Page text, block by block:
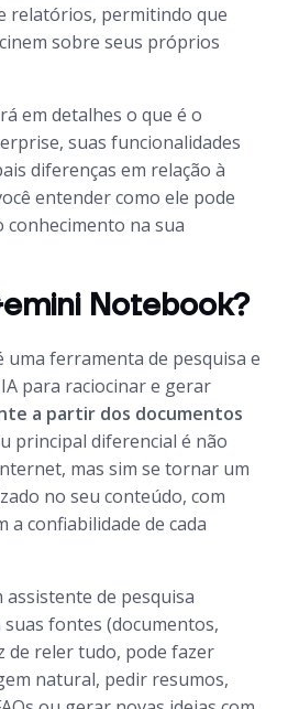
relatórios, permitindo que
sobre seus próprios
em detalhes o que é o
suas funcionalidades
diferenças em relação à
entender como ele pode
na sua
Notebook?
uma ferramenta de pesquisa e
para raciocinar e gerar
a partir dos documentos
principal diferencial é não
mas sim se tornar um
no seu conteúdo, com
a confiabilidade de cada
de pesquisa
suas fontes (documentos,
de reler tudo, pode fazer
natural, pedir resumos,